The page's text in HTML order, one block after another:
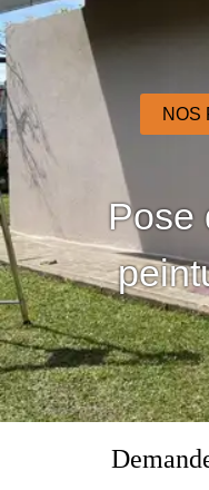
NOS
Pose